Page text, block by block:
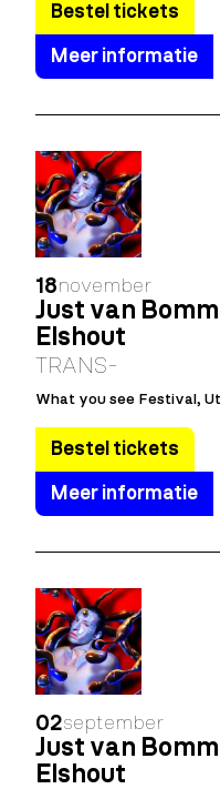
Bestel tickets
Meer informatie
18november
Just van
Elshout
TRANS-
What you see Festival,
Bestel tickets
Meer informatie
02september
Just van
Elshout